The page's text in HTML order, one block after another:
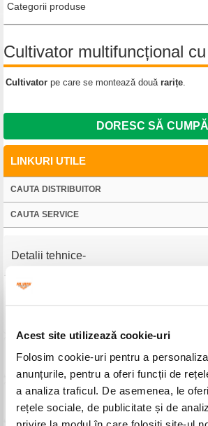
Acest site utilizează cookie-uri
Folosim cookie-uri pentru a
anunțurile, pentru a oferi funcții de
a analiza traficul. De asemenea, le
rețele sociale, de publicitate și de
Categorii produse
Cultivator multifuncțional
Cultivator pe care se montează două rarițe.
DORESC SĂ
LINKURI UTILE
CAUTA DISTRIBUITOR
CAUTA SERVICE
Detalii tehnice
Cultivator
Produse compatibile
Imagini